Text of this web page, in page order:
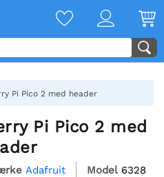
Pi Pico 2 med header
Pi Pico 2 med
Adafruit Model 6328